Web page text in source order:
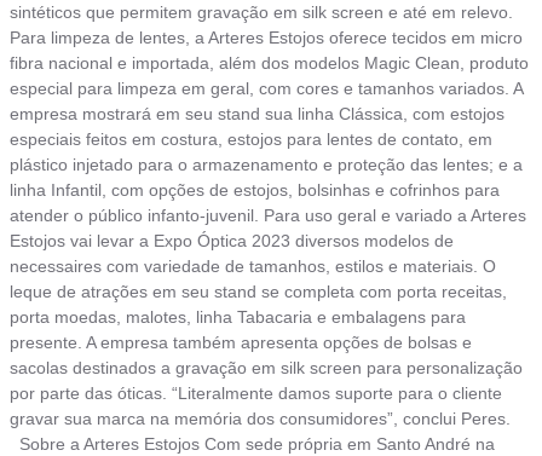
sintéticos que permitem gravação em silk screen e até em relevo.
Para limpeza de lentes, a Arteres Estojos oferece tecidos em micro
fibra nacional e importada, além dos modelos Magic Clean, produto
especial para limpeza em geral, com cores e tamanhos variados. A
empresa mostrará em seu stand sua linha Clássica, com estojos
especiais feitos em costura, estojos para lentes de contato, em
plástico injetado para o armazenamento e proteção das lentes; e a
linha Infantil, com opções de estojos, bolsinhas e cofrinhos para
atender o público infanto-juvenil. Para uso geral e variado a Arteres
Estojos vai levar a Expo Óptica 2023 diversos modelos de
necessaires com variedade de tamanhos, estilos e materiais. O
leque de atrações em seu stand se completa com porta receitas,
porta moedas, malotes, linha Tabacaria e embalagens para
presente. A empresa também apresenta opções de bolsas e
sacolas destinados a gravação em silk screen para personalização
por parte das óticas. “Literalmente damos suporte para o cliente
gravar sua marca na memória dos consumidores”, conclui Peres.
Sobre a Arteres Estojos Com sede própria em Santo André na